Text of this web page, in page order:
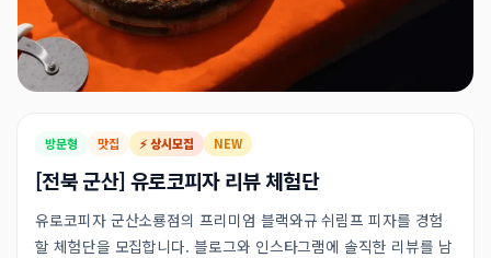
방문형 맛집 ⚡ 상시모집 NEW
[전북 군산] 유로코피자 리뷰 체험단
유로코피자 군산소룡점의 프리미엄 블랙와규 쉬림프 피자를 경험
할 체험단을 모집합니다. 블로그와 인스타그램에 솔직한 리뷰를 남